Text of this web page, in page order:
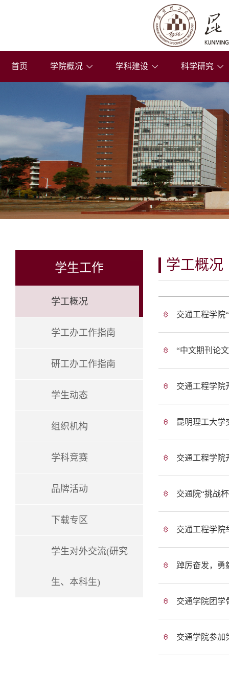
首页 学院概况 学科建设 科学研究
学生工作
学工概况
学工办工作指南
研工办工作指南
学生动态
组织机构
学科竞赛
品牌活动
下载专区
学生对外交流(研究
生、本科生)
学工概况
交通工程学院
“中文期刊论
交通工程学院
昆明理工大学
交通工程学院
交通院“挑战
交通工程学院
踔厉奋发，
交通学院团学
交通学院参加